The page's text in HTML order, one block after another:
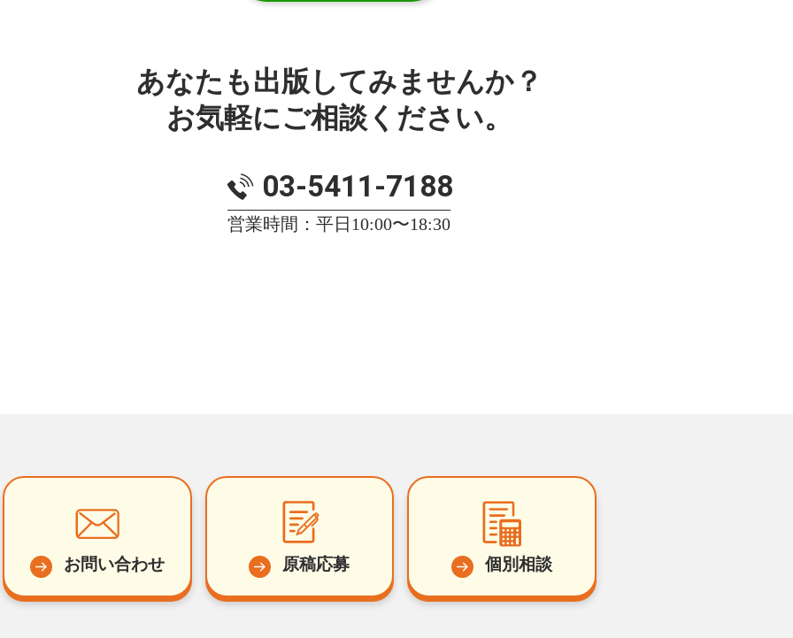
あなたも出版してみませんか？
お気軽にご相談ください。
03-5411-7188
営業時間：平日10:00〜18:30
お問い合わせ 原稿応募 個別相談